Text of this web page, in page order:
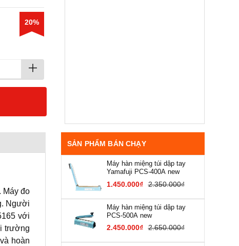
20%
Máy đo
Người
với
trường
hoàn
SẢN PHẨM BÁN CHẠY
Máy hàn miệng túi dập tay
Yamafuji PCS-400A new
1.450.000₫ 2.350.000₫
Máy hàn miệng túi dập tay
PCS-500A new
2.450.000₫ 2.650.000₫